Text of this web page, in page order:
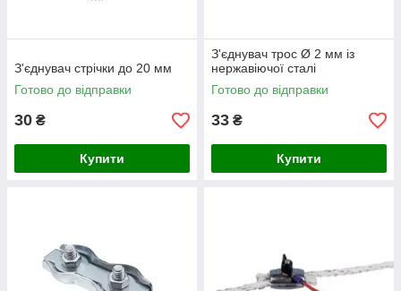
З'єднувач стрічки до 20 мм
Готово до відправки
30 ₴
Купити
З'єднувач трос Ø 2 мм із
нержавіючої сталі
Готово до відправки
33 ₴
Купити